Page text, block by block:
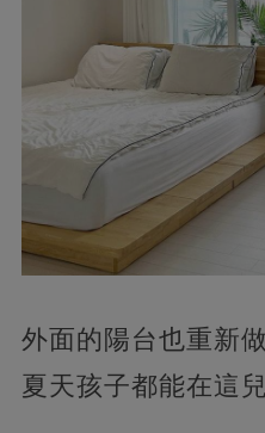
外面的陽台也重新
夏天孩子都能在這